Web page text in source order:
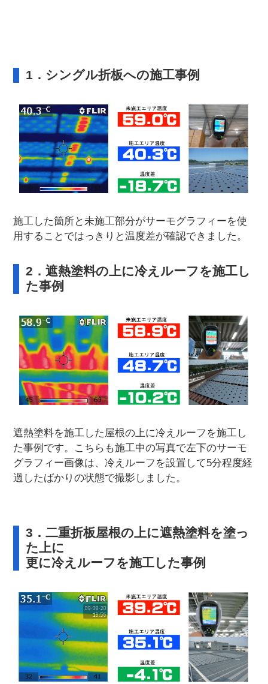
1．シングル折板への施工事例
施工した箇所と未施工部分がサーモグラフィーを使
用することではっきりと温度差が確認できました。
2．遮熱塗料の上に冷えルーフを施工し
た事例
遮熱塗料を施工した屋根の上に冷えルーフを施工し
た事例です。こちらも施工中の写真で左下のサーモ
グラフィー画像は、冷えルーフを設置して5分程度経
過したばかりの状態で撮影しました。
3．二重折板屋根の上に遮熱塗料を塗っ
た上に
更に冷えルーフを施工した事例